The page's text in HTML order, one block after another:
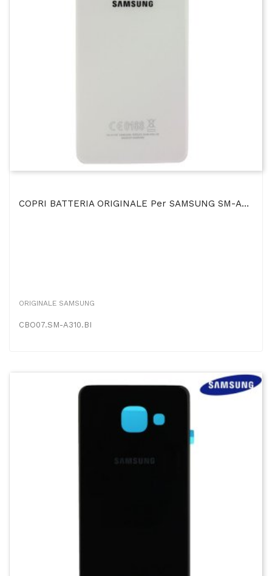
COPRI BATTERIA ORIGINALE Per SAMSUNG SM-A310 GALAXY A3 (2016) COLORE BIANCO BULK
ORIGINALE SAMSUNG
CBO07.SM-A310.BI